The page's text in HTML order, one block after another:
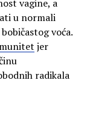
vagine, a
u normali
voća.
jer
radikala